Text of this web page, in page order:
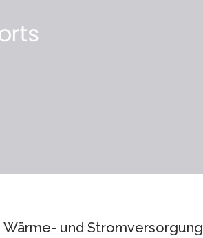
und Stromversorgung